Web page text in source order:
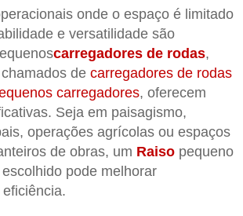
onde o espaço é limitado
e versatilidade são
carregadores de rodas,
de carregadores de rodas
carregadores, oferecem
Seja em paisagismo,
operações agrícolas ou espaços
de obras, um Raisopequeno
pode melhorar